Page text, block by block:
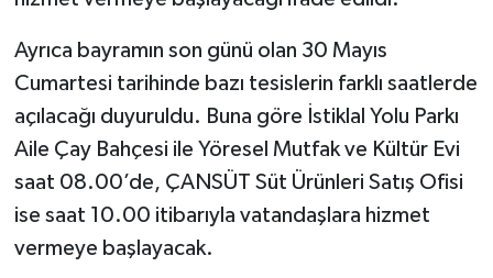
Ayrıca bayramın son günü olan 30 Mayıs
Cumartesi tarihinde bazı tesislerin farklı saatlerde
açılacağı duyuruldu. Buna göre İstiklal Yolu Parkı
Aile Çay Bahçesi ile Yöresel Mutfak ve Kültür Evi
saat 08.00’de, ÇANSÜT Süt Ürünleri Satış Ofisi
ise saat 10.00 itibarıyla vatandaşlara hizmet
vermeye başlayacak.